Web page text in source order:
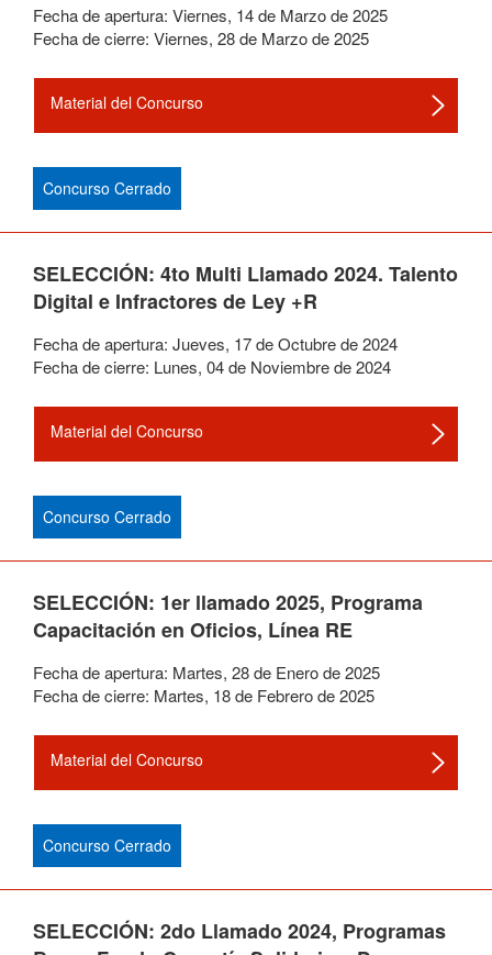
Fecha de apertura: Viernes, 14de Marzode2025
Fecha de cierre: Viernes, 28de Marzode2025
Material del Concurso
Concurso Cerrado
SELECCIÓN: 4to Multi Llamado 2024. Talento
Digital e Infractores de Ley +R
Fecha de apertura: Jueves, 17deOctubrede2024
Fecha de cierre: Lunes, 04de Noviembrede2024
Material del Concurso
Concurso Cerrado
SELECCIÓN: 1er llamado 2025, Programa
Capacitación en Oficios, Línea RE
Fecha de apertura: Martes, 28de Enerode2025
Fecha de cierre: Martes, 18de Febrerode2025
Material del Concurso
Concurso Cerrado
SELECCIÓN: 2do Llamado 2024, Programas